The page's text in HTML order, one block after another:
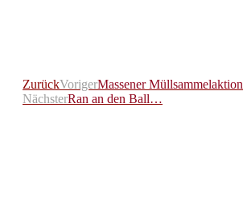
ZurückVorigerMassener Müllsammelaktion
NächsterRan an den Ball…